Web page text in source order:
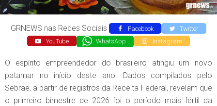
GRNEWS nas Redes Sociais Facebook
Twitter
YouTube
WhatsApp Instagram
O espírito empreendedor do brasileiro atingiu um novo
patamar no início deste ano. Dados compilados pelo
Sebrae, a partir de registros da Receita Federal, revelam que
o primeiro bimestre de 2026 foi o período mais fértil da